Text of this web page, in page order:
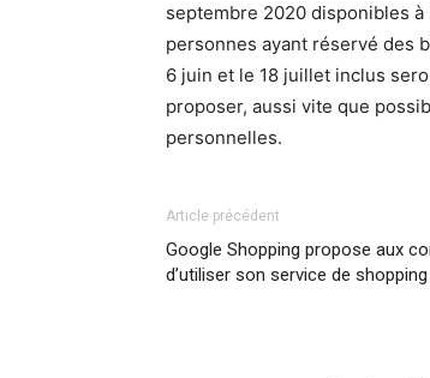
septembre 2020 disponibles
personnes ayant réservé des
6 juin et le 18 juillet inclus
proposer, aussi vite que
personnelles.
Article précédent
Google Shopping propose aux
d’utiliser son service de shopping